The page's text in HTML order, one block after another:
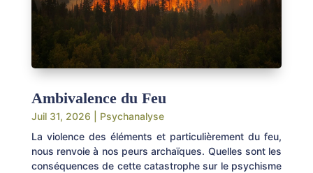
Ambivalence du Feu
Juil 31, 2026
Psychanalyse
La violence des éléments et particulièrement du feu,
nous renvoie à nos peurs archaïques. Quelles sont les
conséquences de cette catastrophe sur le psychisme